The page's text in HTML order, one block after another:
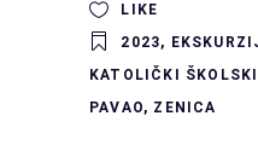
LIKE
2023,
KATOLIČKI
PAVAO, ZENICA